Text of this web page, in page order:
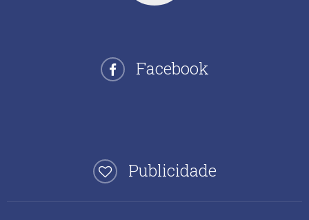
Facebook
Publicidade